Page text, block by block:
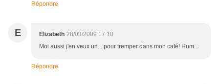
Répondre
E Elizabeth 28/03/2009 17:10
Moi aussi j'en veux un... pour tremper dans mon café! Hum...
Répondre